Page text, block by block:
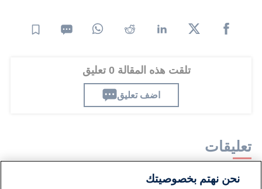
تلقت هذه المقالة 0 تعليق
اضف تعليق
تعليقات
لا توجد تعليقات مكتوبة حتى الآن. كن الأول!
نحن نهتم بخصوصيتك